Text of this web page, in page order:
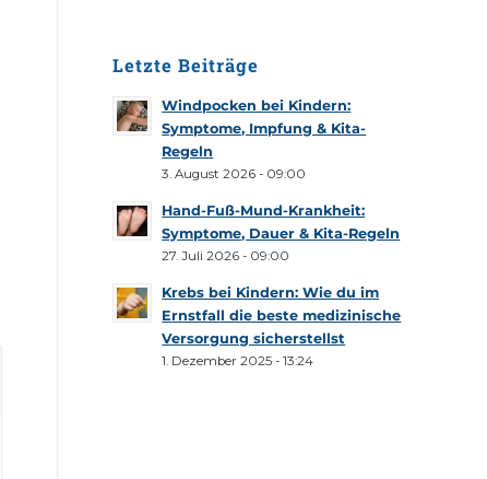
Letzte Beiträge
Windpocken bei Kindern:
Symptome, Impfung & Kita-
Regeln
3. August 2026 - 09:00
Hand-Fuß-Mund-Krankheit:
Symptome, Dauer & Kita-Regeln
27. Juli 2026 - 09:00
Krebs bei Kindern: Wie du im
Ernstfall die beste medizinische
Versorgung sicherstellst
1. Dezember 2025 - 13:24